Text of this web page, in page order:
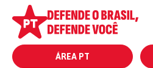
ÁREA PT